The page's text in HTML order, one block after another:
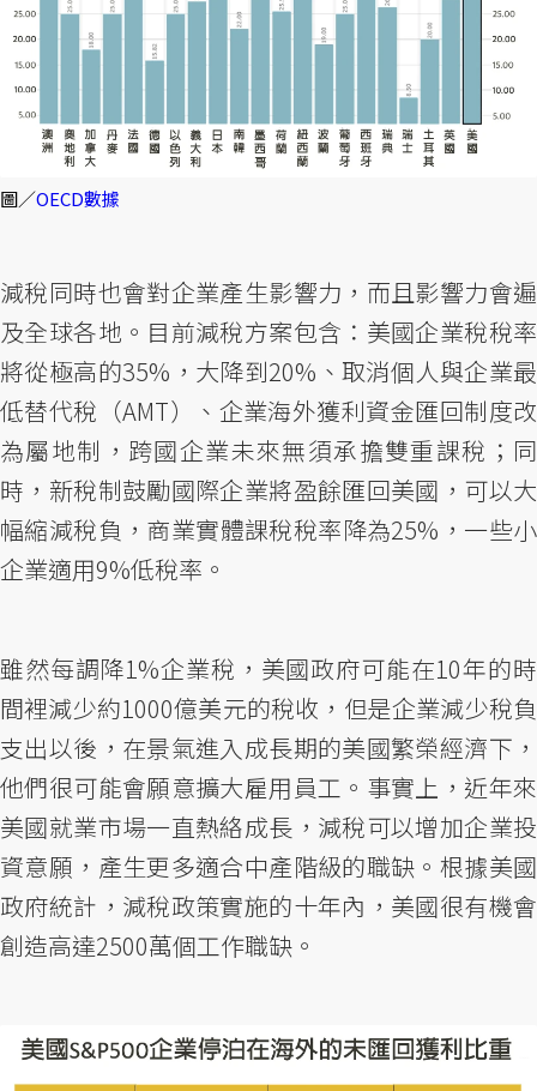
圖／OECD數據
減稅同時也會對企業產生影響力，而且影響力會遍
及全球各地。目前減稅方案包含：美國企業稅稅率
將從極高的35%，大降到20%、取消個人與企業最
低替代稅（AMT）、企業海外獲利資金匯回制度改
為屬地制，跨國企業未來無須承擔雙重課稅；同
時，新稅制鼓勵國際企業將盈餘匯回美國，可以大
幅縮減稅負，商業實體課稅稅率降為25%，一些小
企業適用9%低稅率。
雖然每調降1%企業稅，美國政府可能在10年的時
間裡減少約1000億美元的稅收，但是企業減少稅負
支出以後，在景氣進入成長期的美國繁榮經濟下，
他們很可能會願意擴大雇用員工。事實上，近年來
美國就業市場一直熱絡成長，減稅可以增加企業投
資意願，產生更多適合中產階級的職缺。根據美國
政府統計，減稅政策實施的十年內，美國很有機會
創造高達2500萬個工作職缺。